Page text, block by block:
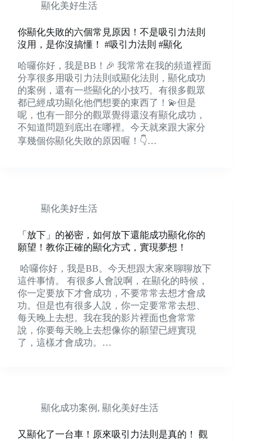
顯化美好生活
你顯化失敗的六個常見原因！不是吸引力法則
沒用，是你沒搞懂！ #吸引力法則 #顯化
哈囉你好，我是BB！🎉 我常常在我的頻道裡面
分享很多用吸引力法則或顯化法則，顯化成功
的案例，還有一些顯化的小技巧。有很多觀眾
都已經成功顯化他們想要的東西了！💫但是
呢，也有一部分的觀眾覺得還沒有顯化成功，
不知道問題到底出在哪裡。今天就來跟大家分
享幾個你顯化失敗的原因喔！👇…
顯化美好生活
「放下」的祕密，如何放下還能成功顯化你的
願望！教你正確的顯化方式，實現夢想！
哈囉你好，我是BB。今天想跟大家來聊聊放下
這件事情。 有很多人會說啊，在顯化的時候，
你一定要放下才會成功，不要常常去想才會成
功。但是也有很多人說，你一定要常常去想、
每天晚上去想。我在我的影片裡面也會常常
說，你要每天晚上去想像你的願望已經實現
了，這樣才會成功。…
顯化成功案例 , 顯化美好生活
又顯化了一台車！原來吸引力法則是真的！ 觀